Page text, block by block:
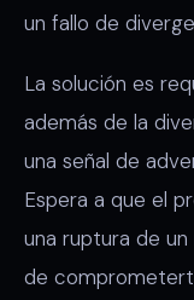
un fallo de
La solución es
además de la
una señal de
Espera a que el
una ruptura de
de